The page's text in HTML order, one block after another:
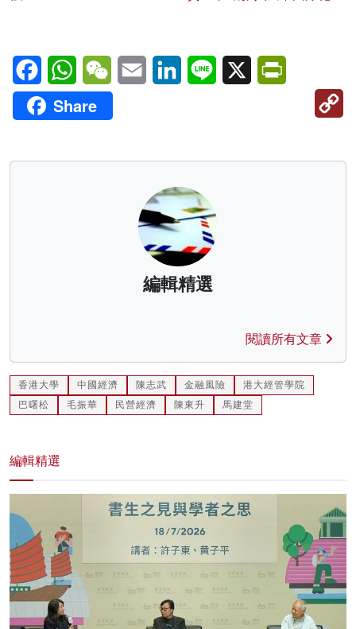
FacebookWhatsAppWeChatEmail LinkedInLine X
Share
編輯精選
閱讀所有文章
香港大學 中國經濟 陳志武 金融風險
港大經管學院
巴曙松
毛振華 民營經濟 陳東升 馬建堂
編輯精選